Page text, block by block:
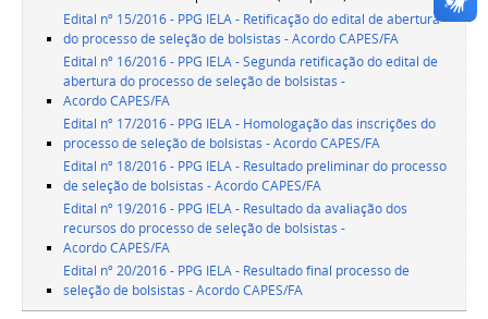
Edital nº 15/2016 - PPG IELA - Retificação do edital de abertura
do processo de seleção de bolsistas - Acordo CAPES/FA
Edital nº 16/2016 - PPG IELA - Segunda retificação do edital de
abertura do processo de seleção de bolsistas -
Acordo CAPES/FA
Edital nº 17/2016 - PPG IELA - Homologação das inscrições do
processo de seleção de bolsistas - Acordo CAPES/FA
Edital nº 18/2016 - PPG IELA - Resultado preliminar do processo
de seleção de bolsistas - Acordo CAPES/FA
Edital nº 19/2016 - PPG IELA - Resultado da avaliação dos
recursos do processo de seleção de bolsistas -
Acordo CAPES/FA
Edital nº 20/2016 - PPG IELA - Resultado final processo de
seleção de bolsistas - Acordo CAPES/FA